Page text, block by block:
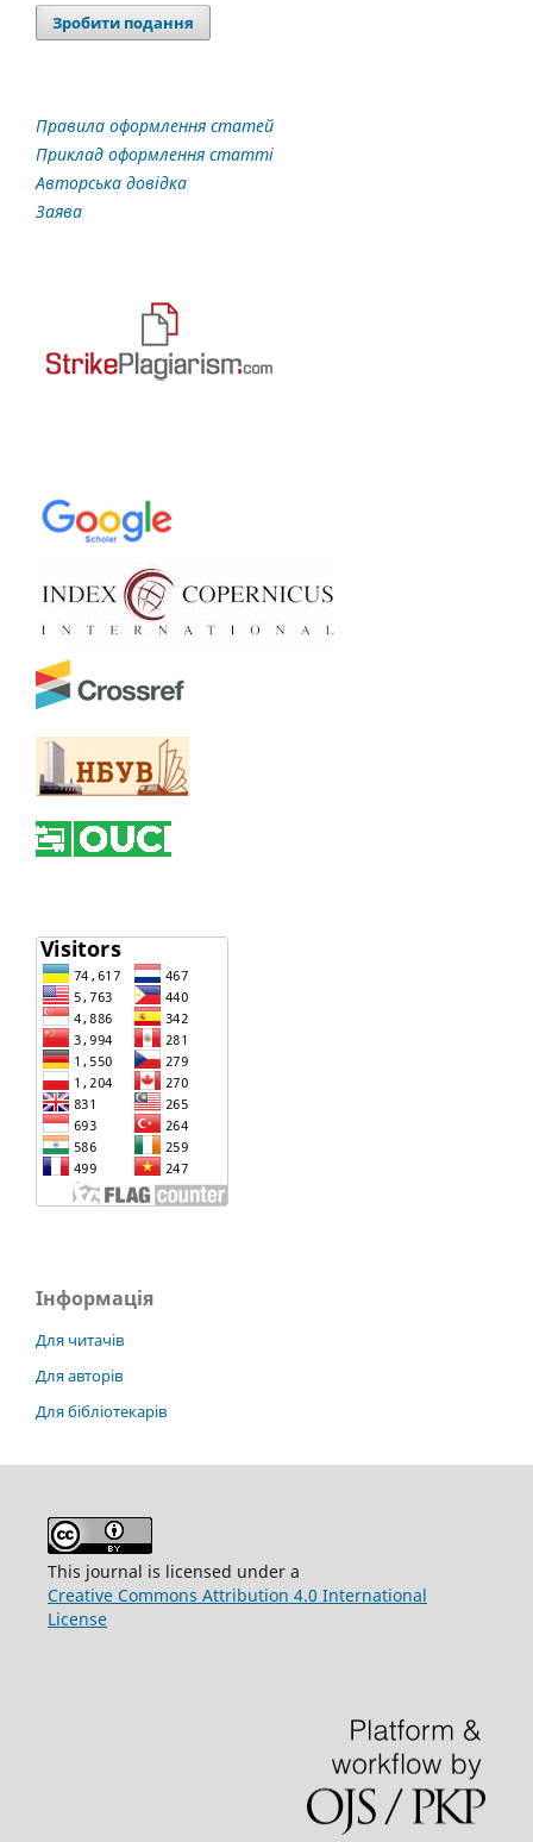
Зробити подання
Правила оформлення статей
Приклад оформлення статті
Авторська довідка
Заява
Інформація
Для читачів
Для авторів
Для бібліотекарів
This journal is licensed under a
Creative Commons Attribution 4.0 International
License